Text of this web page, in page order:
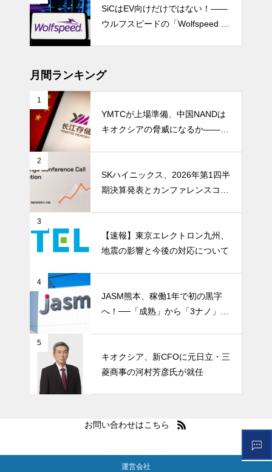
SiCはEV向けだけではない！――
ウルフスピードの「Wolfspeed G
月間ランキング
1
YMTCが上場準備、中国NANDは
キオクシアの脅威になるか――AI
2
SKハイニックス、2026年第1四半
期決算発表とカンファレンスコー
3
【速報】東京エレクトロン九州、
地震の影響と今後の対応について
4
JASM熊本、稼働1年で初の黒字
へ！──「成熟」から「3ナノ」へ
5
キオクシア、新CFOに元日立・三
菱商事の河村芳彦氏が就任
お問い合わせはこちら
運営会社